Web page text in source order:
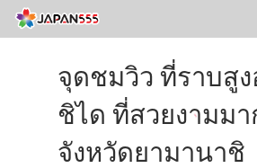
จุดชมวิว ที่ราบสู
ชิได ที่สวยงามมา
จังหวัดยามานาชิ